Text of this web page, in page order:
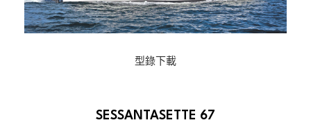
型錄下載
SESSANTASETTE 67